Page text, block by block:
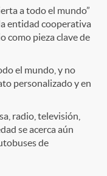
a todo el mundo”
entidad cooperativa
como pieza clave de
el mundo, y no
personalizado y en
radio, televisión,
se acerca aún
de